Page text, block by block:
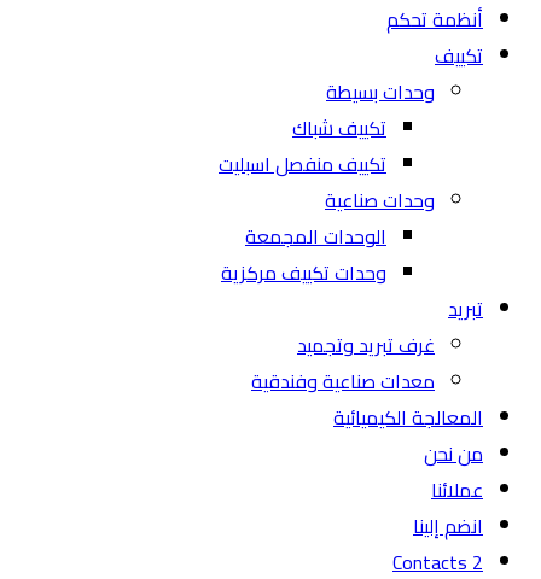
أنظمة تحكم
تكييف
وحدات بسيطة
تكييف شباك
تكييف منفصل اسبليت
وحدات صناعية
الوحدات المجمعة
وحدات تكييف مركزية
تبريد
غرف تبريد وتجميد
معدات صناعية وفندقية
المعالجة الكيميائية
من نحن
عملائنا
انضم إلينا
Contacts 2